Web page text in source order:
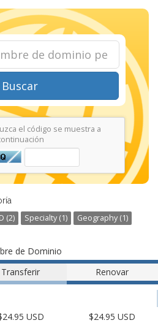
Buscar
el código se muestra a
(2) Specialty (1) Geography (1)
de Dominio
Transferir Renovar
USD $24.95 USD